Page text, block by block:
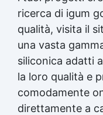
ricerca di igum
qualità, visita il
una vasta
siliconica adatti
la loro qualità e
comodamente
direttamente a